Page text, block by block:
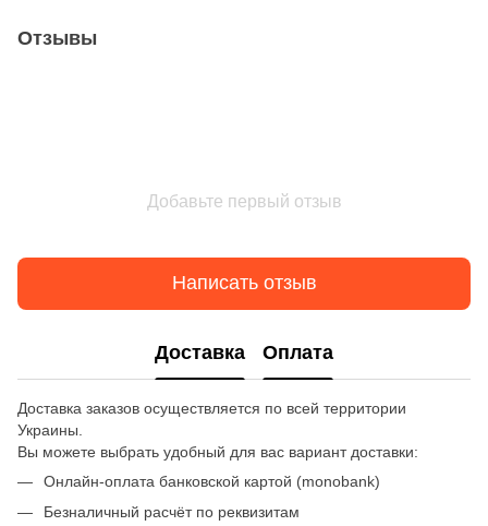
Отзывы
Добавьте первый отзыв
Написать отзыв
Доставка Оплата
Доставка заказов осуществляется по всей территории
Украины.
Вы можете выбрать удобный для вас вариант доставки:
Онлайн-оплата банковской картой (monobank)
Безналичный расчёт по реквизитам